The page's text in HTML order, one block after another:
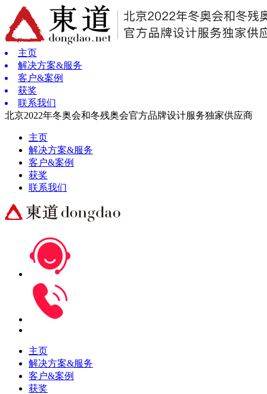
主页
解决方案&服务
客户&案例
获奖
联系我们
北京2022年冬奥会和冬残奥会官方品牌设计服务独家供应商
主页
解决方案&服务
客户&案例
获奖
联系我们
主页
解决方案&服务
客户&案例
获奖